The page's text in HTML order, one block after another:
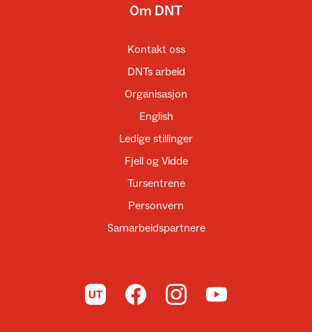
Om DNT
Kontakt oss
DNTs arbeid
Organisasjon
English
Ledige stillinger
Fjell og Vidde
Tursentrene
Personvern
Samarbeidspartnere
Til UT.no Til DNT på Facebook
Til DNT på Instagram
Til DNT på YouTube